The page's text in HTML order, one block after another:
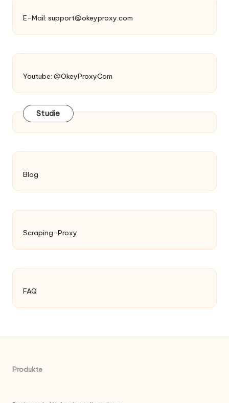
E-Mail: support@okeyproxy.com
Youtube: @OkeyProxyCom
Studie
Blog
Scraping-Proxy
FAQ
Produkte